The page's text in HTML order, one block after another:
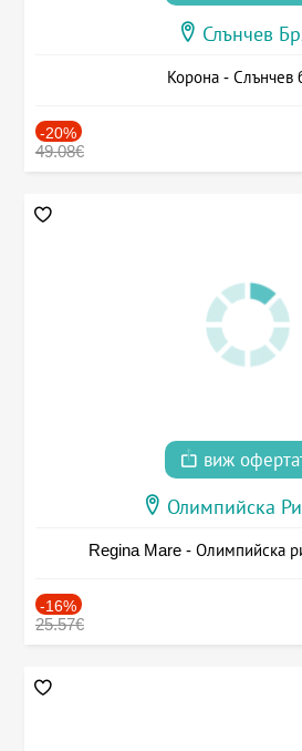
Слънчев
Корона - Слънчев
-20%
49.08€
виж
Олимпийска
Regina Mare - Олимпийска
-16%
25.57€